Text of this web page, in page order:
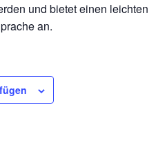
und bietet einen leichten
an.